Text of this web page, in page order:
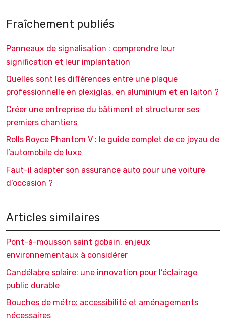
Fraîchement publiés
Panneaux de signalisation : comprendre leur
signification et leur implantation
Quelles sont les différences entre une plaque
professionnelle en plexiglas, en aluminium et en laiton ?
Créer une entreprise du bâtiment et structurer ses
premiers chantiers
Rolls Royce Phantom V : le guide complet de ce joyau de
l’automobile de luxe
Faut-il adapter son assurance auto pour une voiture
d’occasion ?
Articles similaires
Pont-à-mousson saint gobain, enjeux
environnementaux à considérer
Candélabre solaire: une innovation pour l’éclairage
public durable
Bouches de métro: accessibilité et aménagements
nécessaires